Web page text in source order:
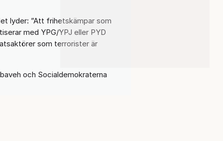
lyder: ”Att frihetskämpar som
med YPG/YPJ eller PYD
som terrorister är
och Socialdemokraterna